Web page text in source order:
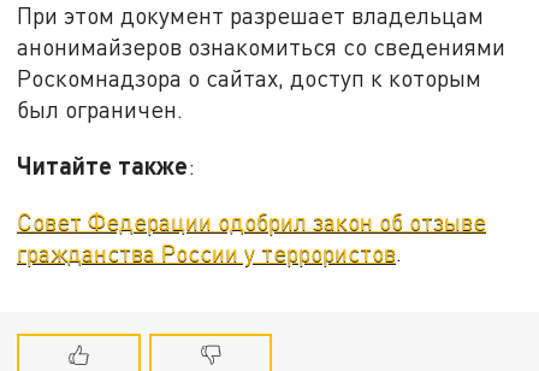
При этом документ разрешает владельцам
анонимайзеров ознакомиться со сведениями
Роскомнадзора о сайтах, доступ к которым
был ограничен.
Читайте также:
Совет Федерации одобрил закон об отзыве
гражданства России у террористов.